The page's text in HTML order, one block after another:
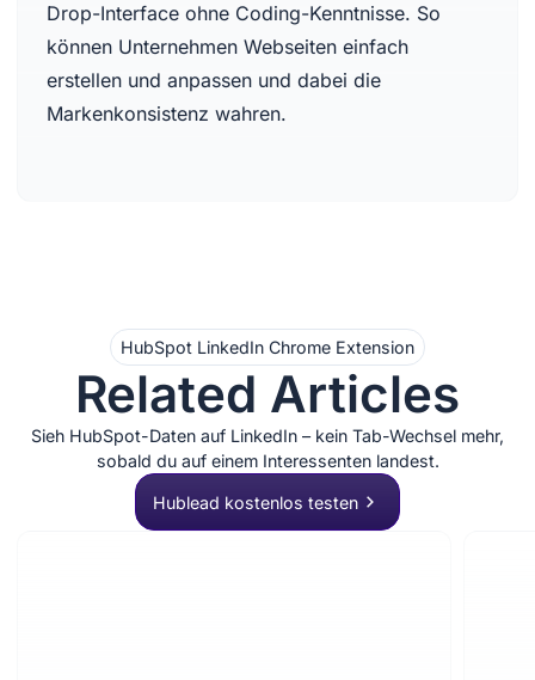
Drop-Interface ohne Coding-Kenntnisse. So
können Unternehmen Webseiten einfach
erstellen und anpassen und dabei die
Markenkonsistenz wahren.
HubSpot LinkedIn Chrome Extension
Related Articles
Sieh HubSpot-Daten auf LinkedIn – kein Tab-Wechsel mehr,
sobald du auf einem Interessenten landest.
Hublead kostenlos testen